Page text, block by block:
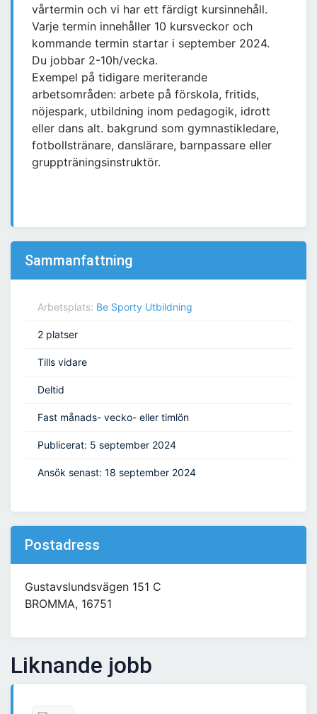
vårtermin och vi har ett färdigt kursinnehåll.
Varje termin innehåller 10 kursveckor och
kommande termin startar i september 2024.
Du jobbar 2-10h/vecka.
Exempel på tidigare meriterande
arbetsområden: arbete på förskola, fritids,
nöjespark, utbildning inom pedagogik, idrott
eller dans alt. bakgrund som gymnastikledare,
fotbollstränare, danslärare, barnpassare eller
gruppträningsinstruktör.
Sammanfattning
Arbetsplats: Be Sporty Utbildning
2 platser
Tills vidare
Deltid
Fast månads- vecko- eller timlön
Publicerat: 5 september 2024
Ansök senast: 18 september 2024
Postadress
Gustavslundsvägen 151 C
BROMMA, 16751
Liknande jobb